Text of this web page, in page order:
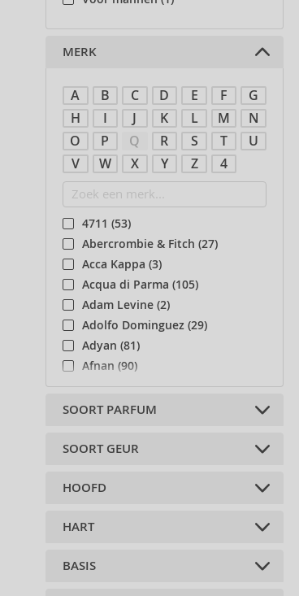
MERK
A B C D E F
G
H
I J K L M
N
O
P Q R S T
U
V
W X Y Z 4
4711 (53)
Abercrombie & Fitch (27)
Acca Kappa (3)
Acqua di Parma (105)
Adam Levine (2)
Adolfo Dominguez (29)
Adyan (81)
Afnan (90)
Agent Provocateur (13)
Aigner (42)
Al Haramain (182)
Alberta Ferretti (1)
Alexandre.J (31)
Alyssa Ashley (50)
SOORT PARFUM
Eau de Toilette (1)
SOORT GEUR
citrus (1)
HOOFD
vijgenbladeren (1)
roze peper (1)
HART
jeneverbessen (1)
BASIS